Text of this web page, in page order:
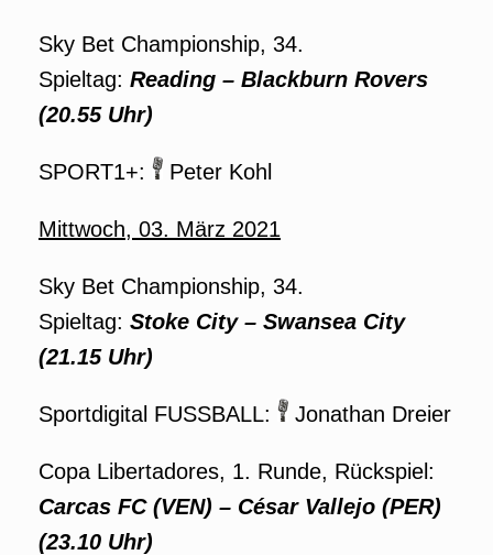
Sky Bet Championship, 34.
Spieltag: Reading – Blackburn Rovers
(20.55 Uhr)
SPORT1+: Peter Kohl
Mittwoch, 03. März 2021
Sky Bet Championship, 34.
Spieltag: Stoke City – Swansea City
(21.15 Uhr)
Sportdigital FUSSBALL: Jonathan Dreier
Copa Libertadores, 1. Runde, Rückspiel:
Carcas FC (VEN) – César Vallejo (PER)
(23.10 Uhr)